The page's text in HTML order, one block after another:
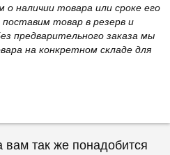
наличии товара или сроке его
товар в резерв и
предварительного заказа мы
на конкретном складе для
вам так же понадобится